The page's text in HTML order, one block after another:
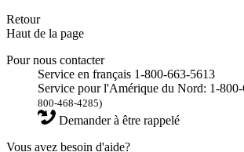
Retour
Haut de la page
Pour nous contacter
Service en français 1-800-663-5613
Service pour l'Amérique du Nord: 1-
800-468-4285)
Demander à être rappelé
Vous avez besoin d'aide?